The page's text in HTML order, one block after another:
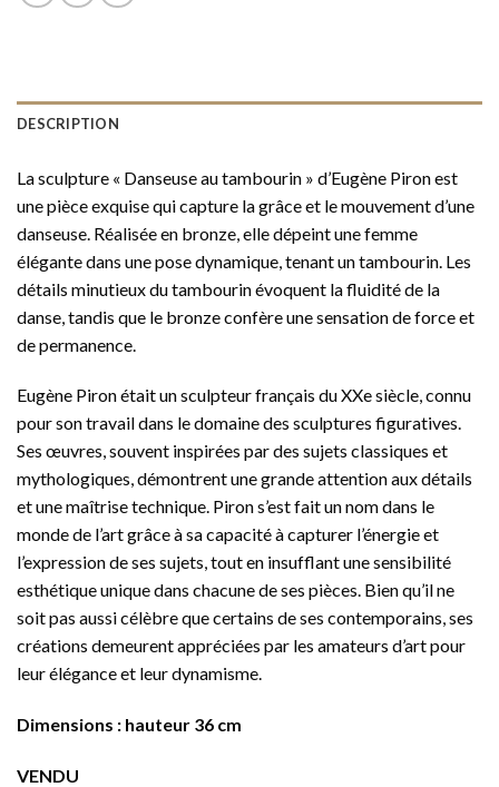
DESCRIPTION
La sculpture « Danseuse au tambourin » d’Eugène Piron est
une pièce exquise qui capture la grâce et le mouvement d’une
danseuse. Réalisée en bronze, elle dépeint une femme
élégante dans une pose dynamique, tenant un tambourin. Les
détails minutieux du tambourin évoquent la fluidité de la
danse, tandis que le bronze confère une sensation de force et
de permanence.
Eugène Piron était un sculpteur français du XXe siècle, connu
pour son travail dans le domaine des sculptures figuratives.
Ses œuvres, souvent inspirées par des sujets classiques et
mythologiques, démontrent une grande attention aux détails
et une maîtrise technique. Piron s’est fait un nom dans le
monde de l’art grâce à sa capacité à capturer l’énergie et
l’expression de ses sujets, tout en insufflant une sensibilité
esthétique unique dans chacune de ses pièces. Bien qu’il ne
soit pas aussi célèbre que certains de ses contemporains, ses
créations demeurent appréciées par les amateurs d’art pour
leur élégance et leur dynamisme.
Dimensions : hauteur 36 cm
VENDU